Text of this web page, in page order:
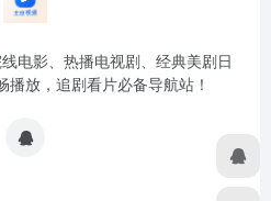
电影、热播电视剧、经典美剧日
放，追剧看片必备导航站！